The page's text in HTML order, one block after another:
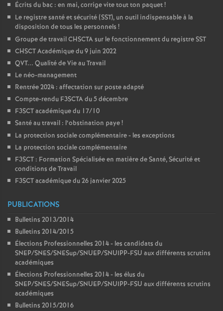
Écrits du bac : en mai, corrige vite tout ton paquet!
Le registre santé et sécurité (SST), un outil indispensable à la
disposition de tous les personnels !
Groupe de travail CHSCTA sur le fonctionnement du registre SST
CHSCT Académique du 9 juin 2022
QVT... Qualité de Vie au Travail
Le néo-management
Rentrée 2024 : affectation sur poste adapté
Compte-rendu F3SCTA du 5 décembre
F3SCT académique du 17/10
Santé au travail : l’obstination paye!
La protection sociale complémentaire - les exceptions
La protection sociale complémentaire
F3SCT : Formation Spécialisée en matière de Santé, Sécurité et
conditions de Travail
F3SCT académique du 26 janvier 2025
PUBLICATIONS
Bulletins 2013/2014
Bulletins 2014/2015
Élections Professionnelles 2014 - les candidats du
SNEP/SNES/SNESup/SNUEP/SNUIPP-FSU aux différents scrutins
académiques
Élections Professionnelles 2014 - les élus du
SNEP/SNES/SNESup/SNUEP/SNUIPP-FSU aux différents scrutins
académiques
Bulletins 2015/2016